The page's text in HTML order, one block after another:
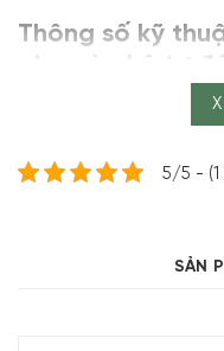
Thông số kỹ
pha cà phê tự
VeroCafe Series
TQE80703
5/5 - (1
SẢN